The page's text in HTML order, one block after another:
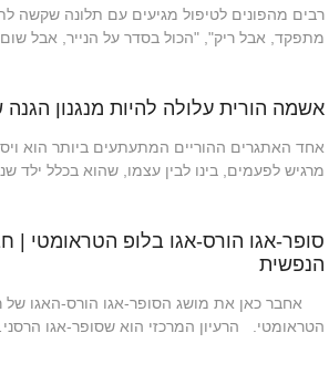
רבים מהפונים לטיפול מגיעים עם תלונה שקשה
מתפקד, אבל ריק", "הכול בסדר על הנייר, אבל
אשמה הורית עלולה להיות מנגנון
אחד האתגרים ההוריים המתעתעים ביותר הוא
מרגיש לפעמים, בינו לבין עצמו, שהוא בכלל ילד
סופר-אגו הורס-אגו בלופ הטראומטי |
הנפשית
אחבר כאן את מושג הסופר-אגו הורס-האגו של
הטראומטי. הרעיון המרכזי הוא שסופר-אגו